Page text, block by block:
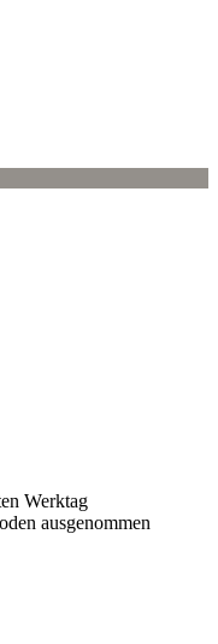
Werktag
ausgenommen